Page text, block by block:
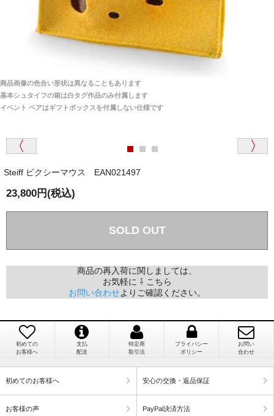
商品は直接海外から届くのですか。受取の際、関税な
どはかかりますか？
商品は全て当店へ入荷させたのち欠品を行いお客様
関税はすべて当店にて処理しますのでお客様のご負担
は一切ありません。
商品が届くまでにはどのくらいの期間がかかります
か？
国内で一度検品をしますので、決済確認後、２～４
週間でのお届けとなります。
（稀に、通関手続き等に時間がかかり、納期が遅れる
注文のキャンセルは可能ですか？
お取り寄せ商品となっておりますため、仕入先へ発
注後のキャンセルは受け付けかねます。
ベリサイン株式会社のSSLサーバー証明書を使用して
「送られる際にメールなどで届けて頂きとても
安心感がありました」
大阪府 Y・W 様 （男性）
「取り扱っているNetショップで一番信用出来
兵庫県 A・K 様 （女性）
「ベアちゃんの紹介分が丁寧に書かれていたこ
と（いつの作品など）」
埼玉県 K・I 様 （女性）
「購入してから商品到着までメールを何度か頂
新潟県 A・K 様 （女性）
「在庫がほとんど無い中で、数少ない「在庫あ
り」だったこと」
商品画像の色合い形状は異なることもあります
基本シュタイフの箱は白タグ作品のみ付属します
イベント ベアはギフトボックスを付属しない仕様です
Steiff ピクシーマウス EAN021497
23,800円(税込)
SOLD OUT
商品の再入荷に関しましては、
お気軽に ⇩ こちら
お問い合わせよりご確認ください。
初めての
お客様へ
支払
配送
特定商
取引法
プライバシー
ポリシー
お問い
合わせ
初めてのお客様へ 安心の交換・返品保証
お客様の声 PayPal決済方法